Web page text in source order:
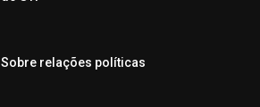
Sobre relações políticas